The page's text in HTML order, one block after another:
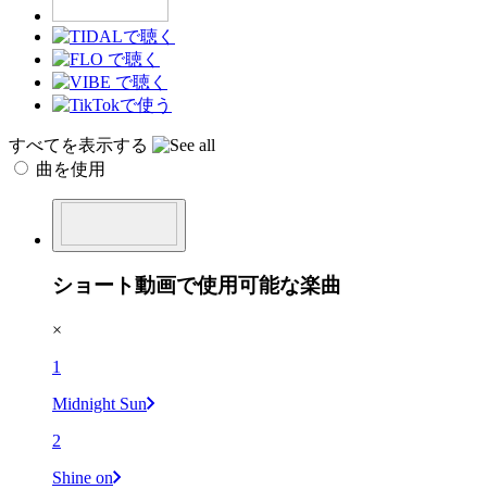
すべてを表示する
曲を使用
ショート動画で使用可能な楽曲
×
1
Midnight Sun
2
Shine on